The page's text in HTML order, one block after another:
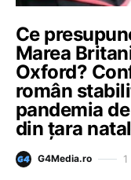
Ce
Marea
Oxford?
român
pandemia
din țara
G4Media.ro